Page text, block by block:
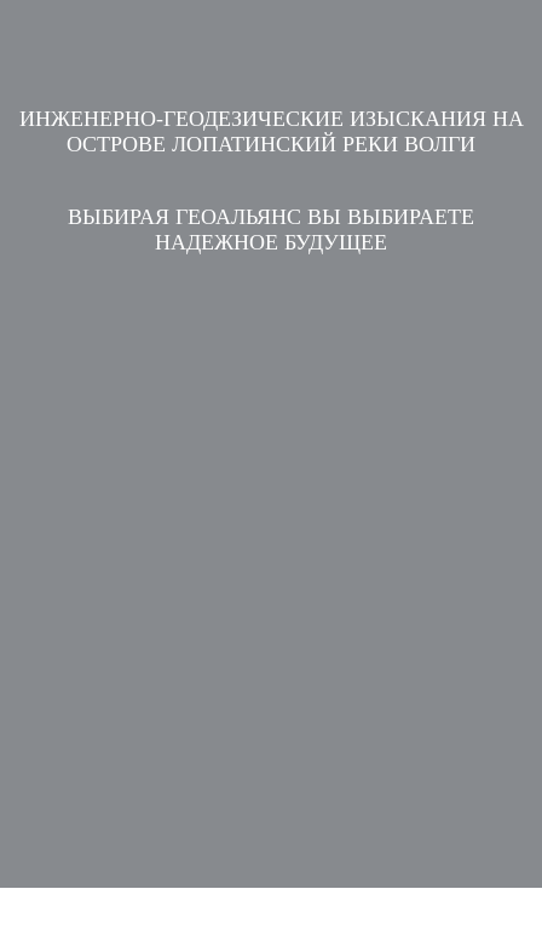
ИНЖЕНЕРНО-ГЕОДЕЗИЧЕСКИЕ ИЗЫСКАНИЯ НА
ОСТРОВЕ ЛОПАТИНСКИЙ РЕКИ ВОЛГИ
ВЫБИРАЯ ГЕОАЛЬЯНС ВЫ ВЫБИРАЕТЕ
НАДЕЖНОЕ БУДУЩЕЕ